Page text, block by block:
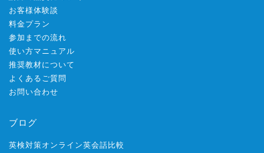
お客様体験談
料金プラン
参加までの流れ
使い方マニュアル
推奨教材について
よくあるご質問
お問い合わせ
ブログ
英検対策オンライン英会話比較